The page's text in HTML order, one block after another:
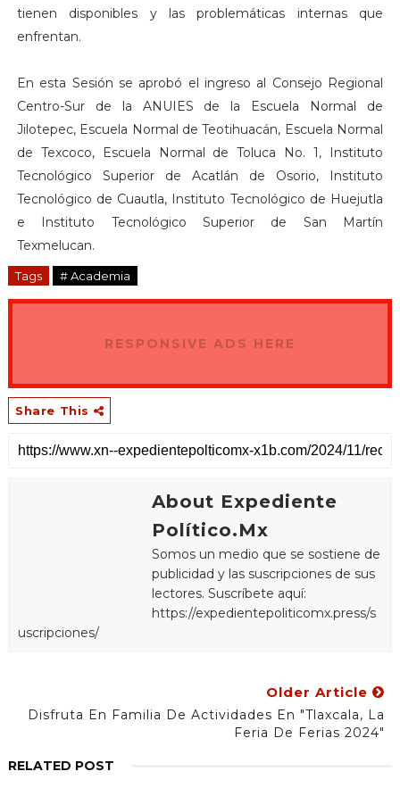
tienen disponibles y las problemáticas internas que
enfrentan.
En esta Sesión se aprobó el ingreso al Consejo Regional
Centro-Sur de la ANUIES de la Escuela Normal de
Jilotepec, Escuela Normal de Teotihuacán, Escuela Normal
de Texcoco, Escuela Normal de Toluca No. 1, Instituto
Tecnológico Superior de Acatlán de Osorio, Instituto
Tecnológico de Cuautla, Instituto Tecnológico de Huejutla
e Instituto Tecnológico Superior de San Martín
Texmelucan.
Tags # Academia
RESPONSIVE ADS HERE
Share This
About Expediente
Político.Mx
Somos un medio que se sostiene de
publicidad y las suscripciones de sus
lectores. Suscríbete aquí:
https://expedientepoliticomx.press/s
uscripciones/
Older Article
Disfruta En Familia De Actividades En "Tlaxcala, La
Feria De Ferias 2024"
RELATED POST